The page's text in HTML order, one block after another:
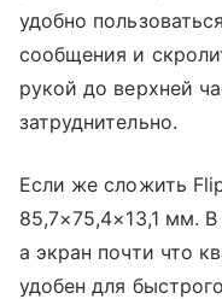
удобно
сообщения и
рукой до верхней
затруднительно.
Если же сложить
85,7×75,4×13,1 мм.
а экран почти что
удобен для